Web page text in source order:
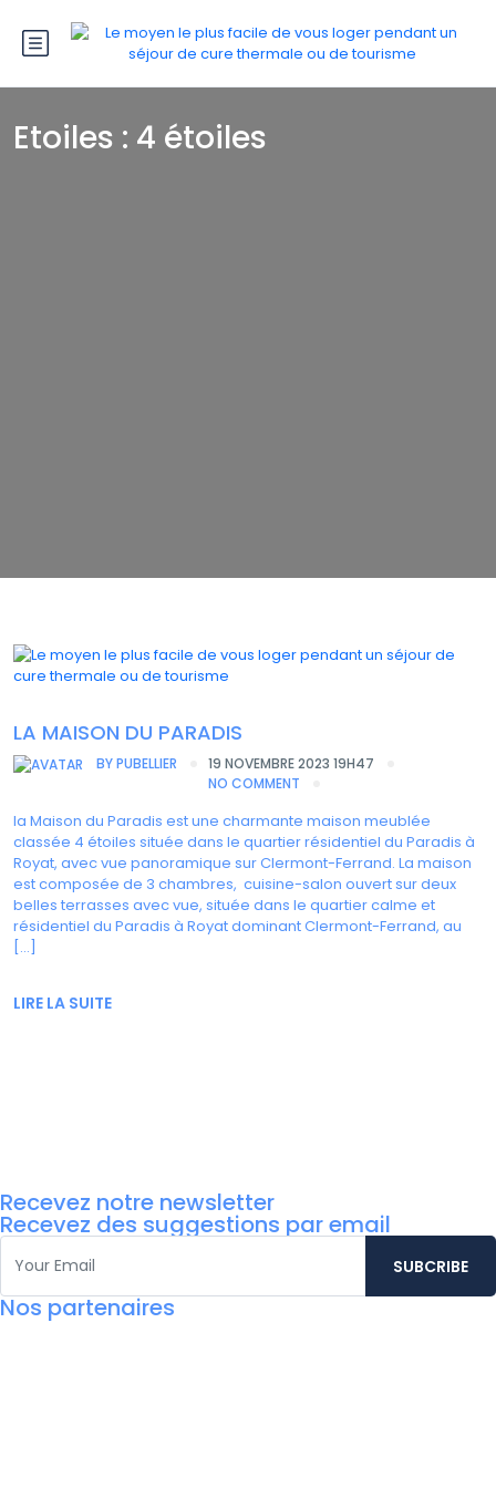
Etoiles : 4 étoiles
LA MAISON DU PARADIS
BYPUBELLIER
19 NOVEMBRE 2023 19H47
NO COMMENT
la Maison du Paradis est une charmante maison meublée
classée 4 étoiles située dans le quartier résidentiel du Paradis à
Royat, avec vue panoramique sur Clermont-Ferrand. La maison
est composée de 3 chambres, cuisine-salon ouvert sur deux
belles terrasses avec vue, située dans le quartier calme et
résidentiel du Paradis à Royat dominant Clermont-Ferrand, au
[…]
LIRE LA SUITE
Recevez notre newsletter
Recevez des suggestions par email
Nos partenaires